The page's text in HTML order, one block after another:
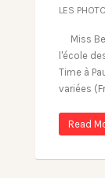
LES
Miss
l'école
Time à
variées
Read